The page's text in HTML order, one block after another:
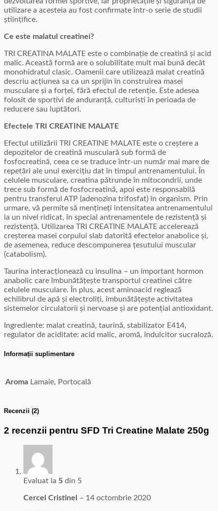
utilizare a acesteia au fost confirmate într-o serie de studii
științifice.
Ce este malatul creatinei?
TRI CREATINA MALATE este o combinație de creatină și acid
malic. Această formă are o solubilitate mult mai bună decât
monohidratul clasic. Oamenii care utilizează malat creatină
descriu acțiunea sa ca un sprijin în construirea masei
musculare și a forței, fără efectul de retenție. Este adesea
folosit de sportivi de anduranță, culturisti în perioada de
reducere sau luptători.
Efectele TRI CREATINE MALATE
Efectul utilizării TRI CREATINE MALATE este o creștere a
depozitelor de creatină musculară sub formă de
fosfocreatină, ceea ce se traduce într-un număr mai mare de
repetări ale unui exercițiu dat în timpul antrenamentului. În
celulele musculare, creatina pătrunde în mitocondrii, unde
trece sub formă de fosfocreatină, apoi este responsabilă
pentru transferul ATP (adenozina trifosfat) în organism. Prin
urmare, vă permite să mențineți intensitatea antrenamentului
la un nivel ridicat, în special antrenamentele de rezistență și
rezistență. Utilizarea TRI CREATINE MALATE accelerează
creșterea masei corpului slab datorită efectelor anabolice și,
de asemenea, reduce descompunerea țesutului muscular
(catabolism).
Taurina interacționează cu insulina – un important hormon
anabolic care îmbunătățește transportul creatinei către
celulele musculare. În plus, acest aminoacid reglează
echilibrul de apă și electroliți, îmbunătățește activitatea
sistemelor circulatorii și nervoase și are potențial antioxidant.
Ingrediente: malat creatină, taurină, stabilizator E414,
regulator de aciditate: acid malic, aromă, îndulcitor sucraloză.
Informații suplimentare
Aroma Lamaie, Portocală
Recenzii (2)
2 recenzii pentru SFD Tri Creatine Malate 250g
Evaluat la 5 din 5
Cercel Cristinel – 14 octombrie 2020